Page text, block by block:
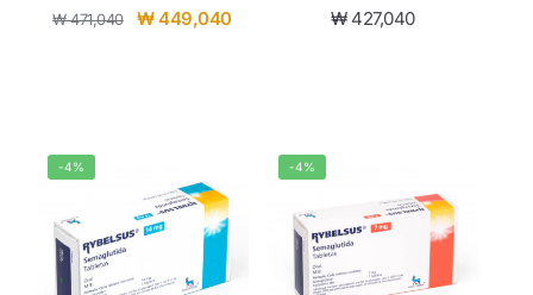
₩471,040 ₩449,040 ₩427,040
-4% -4%